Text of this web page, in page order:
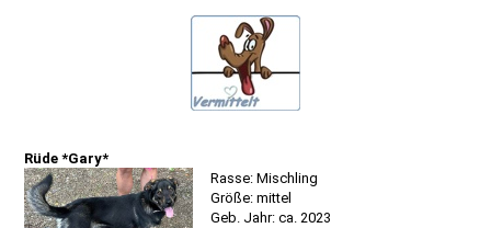
Rüde *Gary*
Rasse: Mischling
Größe: mittel
Geb. Jahr: ca. 2023